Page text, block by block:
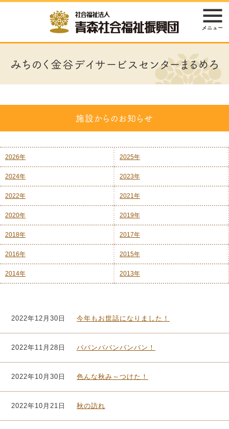
みちのく金谷デイサービスセンターまるめろ
施設からのお知らせ
2026年 2025年
2024年 2023年
2022年 2021年
2020年 2019年
2018年 2017年
2016年 2015年
2014年 2013年
2022年12月30日 今年もお世話になりました！
2022年11月28日 ババンババンバンバン！
2022年10月30日 色んな秋み～つけた！
2022年10月21日 秋の訪れ